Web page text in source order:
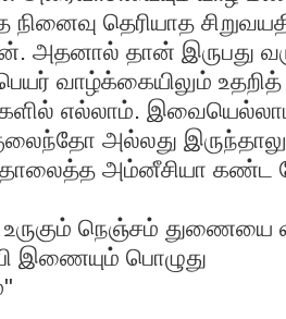
தெரியாத
அதனால் தான் இருபது
வாழ்க்கையிலும்
எல்லாம்.
அல்லது
அம்னீசியா கண்ட
நெஞ்சம் துணையை
இணையும் பொழுது